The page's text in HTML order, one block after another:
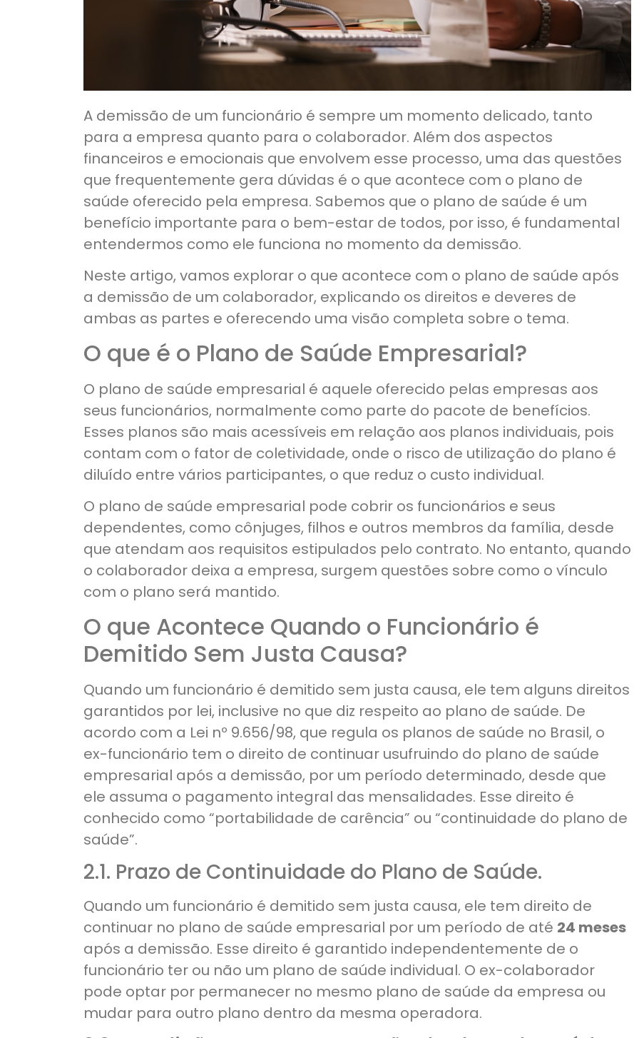
A demissão de um funcionário é sempre um momento delicado, tanto
para a empresa quanto para o colaborador. Além dos aspectos
financeiros e emocionais que envolvem esse processo, uma das questões
que frequentemente gera dúvidas é o que acontece com o plano de
saúde oferecido pela empresa. Sabemos que o plano de saúde é um
benefício importante para o bem-estar de todos, por isso, é fundamental
entendermos como ele funciona no momento da demissão.
Neste artigo, vamos explorar o que acontece com o plano de saúde após
a demissão de um colaborador, explicando os direitos e deveres de
ambas as partes e oferecendo uma visão completa sobre o tema.
O que é o Plano de Saúde Empresarial?
O plano de saúde empresarial é aquele oferecido pelas empresas aos
seus funcionários, normalmente como parte do pacote de benefícios.
Esses planos são mais acessíveis em relação aos planos individuais, pois
contam com o fator de coletividade, onde o risco de utilização do plano é
diluído entre vários participantes, o que reduz o custo individual.
O plano de saúde empresarial pode cobrir os funcionários e seus
dependentes, como cônjuges, filhos e outros membros da família, desde
que atendam aos requisitos estipulados pelo contrato. No entanto, quando
o colaborador deixa a empresa, surgem questões sobre como o vínculo
com o plano será mantido.
O que Acontece Quando o Funcionário é
Demitido Sem Justa Causa?
Quando um funcionário é demitido sem justa causa, ele tem alguns direitos
garantidos por lei, inclusive no que diz respeito ao plano de saúde. De
acordo com a Lei nº 9.656/98, que regula os planos de saúde no Brasil, o
ex-funcionário tem o direito de continuar usufruindo do plano de saúde
empresarial após a demissão, por um período determinado, desde que
ele assuma o pagamento integral das mensalidades. Esse direito é
conhecido como “portabilidade de carência” ou “continuidade do plano de
saúde”.
2.1. Prazo de Continuidade do Plano de Saúde.
Quando um funcionário é demitido sem justa causa, ele tem direito de
continuar no plano de saúde empresarial por um período de até 24 meses
após a demissão. Esse direito é garantido independentemente de o
funcionário ter ou não um plano de saúde individual. O ex-colaborador
pode optar por permanecer no mesmo plano de saúde da empresa ou
mudar para outro plano dentro da mesma operadora.